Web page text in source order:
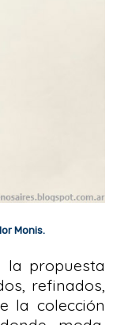
Monis.
la propuesta
refinados,
la colección